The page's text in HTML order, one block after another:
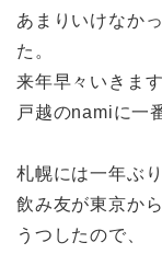
あまりいけなか
た。
来年早々いきます
戸越のnamiに一
札幌には一年ぶ
飲み友が東京か
うつしたので、